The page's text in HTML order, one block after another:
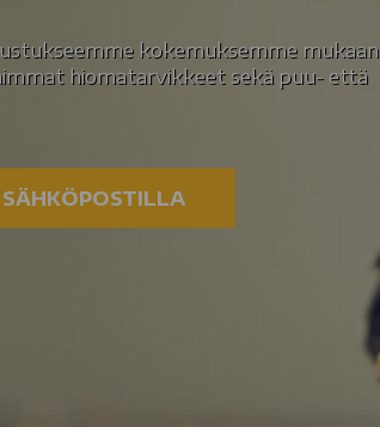
kokemuksemme mukaan
hiomatarvikkeet sekä puu- että